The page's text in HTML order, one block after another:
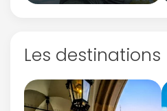
Les destinations
confidentialité.